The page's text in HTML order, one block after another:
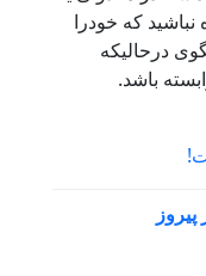
نباشید که خودرا
درحالیکه
باشد.